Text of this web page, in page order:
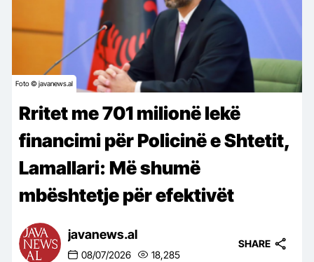
Foto © javanews.al
Rritet me 701 milionë lekë
financimi për Policinë e Shtetit,
Lamallari: Më shumë
mbështetje për efektivët
javanews.al
08/07/2026 18,285
SHARE